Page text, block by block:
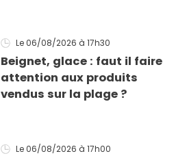
Le 06/08/2026 à 17h30
Beignet, glace : faut il faire
attention aux produits
vendus sur la plage ?
Le 06/08/2026 à 17h00